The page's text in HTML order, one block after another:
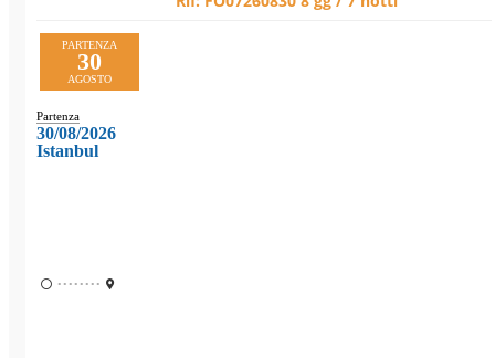
PARTENZA
30
AGOSTO
Partenza
30/08/2026
Istanbul
••••••••